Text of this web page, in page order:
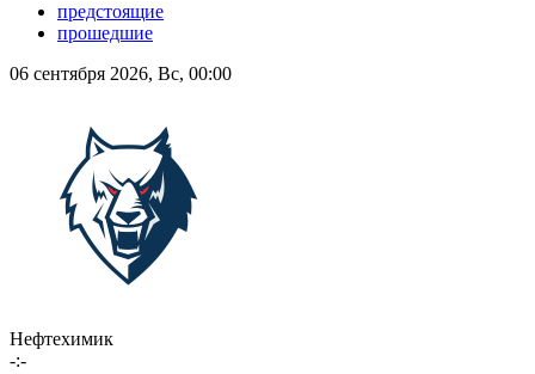
предстоящие
прошедшие
06 сентября 2026, Вс, 00:00
Нефтехимик
-:-